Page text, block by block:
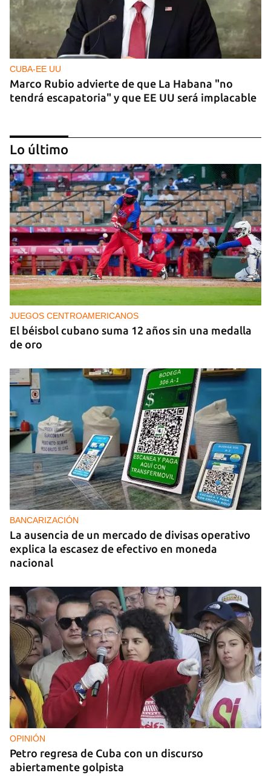
CUBA-EE UU
Marco Rubio advierte de que La Habana "no
tendrá escapatoria" y que EE UU será implacable
PODCAST
Cafecito informativo del viernes 7 de agosto de
2026
Lo último
JUEGOS CENTROAMERICANOS
El béisbol cubano suma 12 años sin una medalla
de oro
BANCARIZACIÓN
La ausencia de un mercado de divisas operativo
explica la escasez de efectivo en moneda
nacional
OPINIÓN
Petro regresa de Cuba con un discurso
abiertamente golpista